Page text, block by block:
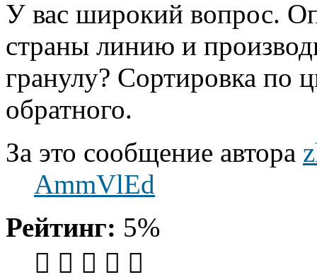
У вас широкий вопрос.
страны линию и
гранулу? Сортировка по
обратного.
За это сообщение автора
AmmVlEd
Рейтинг: 5%